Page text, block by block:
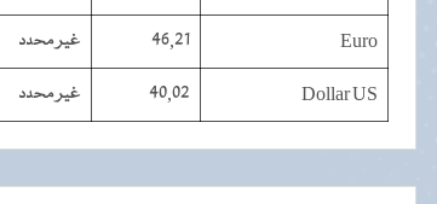
Euro
46,21 غير محدد
Dollar US
40,02 غير محدد